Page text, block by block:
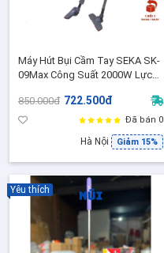
Máy Hút Bụi Cầm Tay SEKA SK-
09Max Công Suất 2000W Lực
Dàng - Bảo Hành 12 Tháng
850.000đ 722.500đ
Đã bán 0
Hà Nội Giảm 15%
Yêu thích